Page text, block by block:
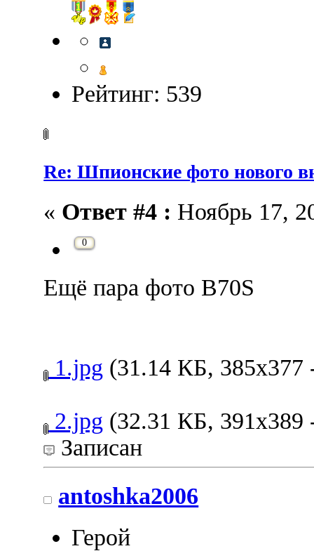
Рейтинг: 539
Re: Шпионские фото нового
« Ответ #4 : Ноябрь 17,
0
Ещё пара фото B70S
1.jpg (31.14 КБ, 385x377
2.jpg (32.31 КБ, 391x389
Записан
antoshka2006
Герой